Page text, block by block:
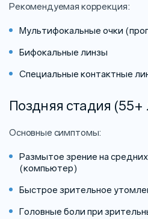
Рекомендуемая коррекция:
Мультифокальные очки
Бифокальные линзы
Специальные контактные
Поздняя стадия (55+
Основные симптомы:
Размытое зрение на
(компьютер)
Быстрое зрительное
Головные боли при